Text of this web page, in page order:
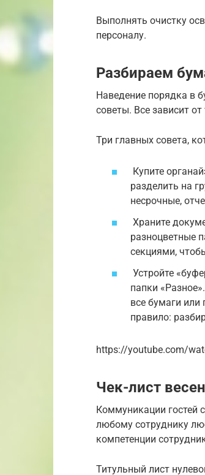
Выполнять очистку
персоналу.
Разбираем
Наведение порядка в
советы. Все зависит
Три главных совета,
Купите
разделить на
несрочные,
Храните
разноцветные
секциями,
Устройте
папки
все бумаги
правило:
https://youtube.com/
Чек-лист
Коммуникации гостей
любому сотруднику
компетенции
Титульный лист